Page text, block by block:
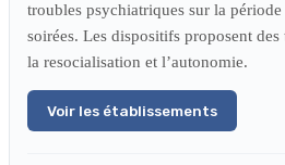
troubles psychiatriques sur la
soirées. Les dispositifs proposent
la resocialisation et l’autonomie.
Voir les établissements